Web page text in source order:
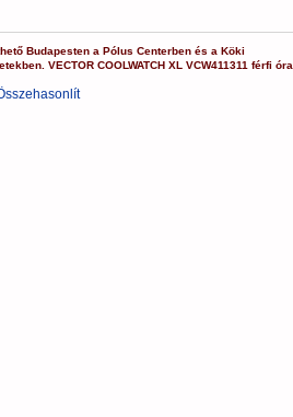
Budapesten a Pólus Centerbenés a Köki
VECTOR COOLWATCH XL VCW411311 férfi óra